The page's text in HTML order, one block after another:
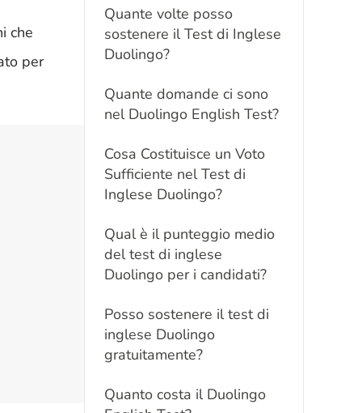
che
per
Quante volte posso
sostenere il Test di Inglese
Duolingo?
Quante domande ci sono
nel Duolingo English Test?
Cosa Costituisce un Voto
Sufficiente nel Test di
Inglese Duolingo?
Qual è il punteggio medio
del test di inglese
Duolingo per i candidati?
Posso sostenere il test di
inglese Duolingo
gratuitamente?
Quanto costa il Duolingo